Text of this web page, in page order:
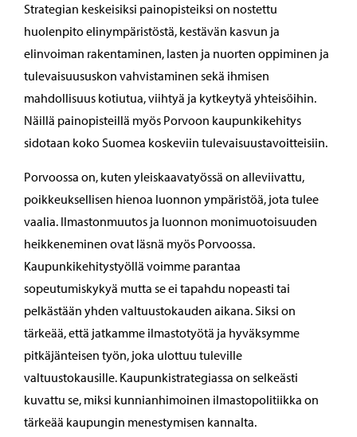
Strategian keskeisiksi painopisteiksi on nostettu
huolenpito elinympäristöstä, kestävän kasvun ja
elinvoiman rakentaminen, lasten ja nuorten oppiminen ja
tulevaisuususkon vahvistaminen sekä ihmisen
mahdollisuus kotiutua, viihtyä ja kytkeytyä yhteisöihin.
Näillä painopisteillä myös Porvoon kaupunkikehitys
sidotaan koko Suomea koskeviin tulevaisuustavoitteisiin.
Porvoossa on, kuten yleiskaavatyössä on alleviivattu,
poikkeuksellisen hienoa luonnon ympäristöä, jota tulee
vaalia. Ilmastonmuutos ja luonnon monimuotoisuuden
heikkeneminen ovat läsnä myös Porvoossa.
Kaupunkikehitystyöllä voimme parantaa
sopeutumiskykyä mutta se ei tapahdu nopeasti tai
pelkästään yhden valtuustokauden aikana. Siksi on
tärkeää, että jatkamme ilmastotyötä ja hyväksymme
pitkäjänteisen työn, joka ulottuu tuleville
valtuustokausille. Kaupunkistrategiassa on selkeästi
kuvattu se, miksi kunnianhimoinen ilmastopolitiikka on
tärkeää kaupungin menestymisen kannalta.